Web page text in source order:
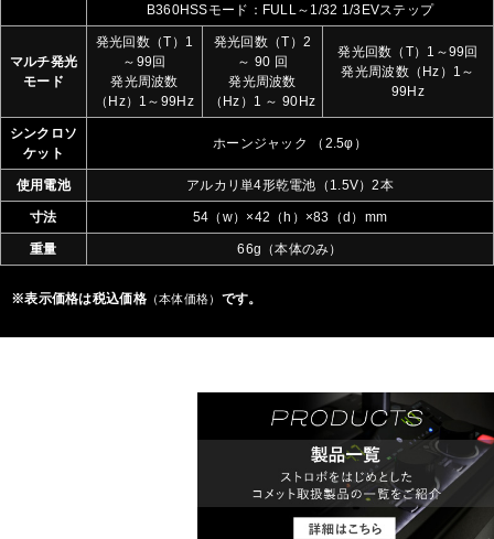
B360HSSモード：FULL～1/32 1/3EVステップ
マルチ発光
モード
発光回数（T）1
～99回
発光周波数
（Hz）1～99Hz
発光回数（T）2
～ 90 回
発光周波数
（Hz）1 ～ 90Hz
発光回数（T）1～99回
発光周波数（Hz）1～
99Hz
シンクロソ
ケット
ホーンジャック （2.5φ）
使用電池 アルカリ単4形乾電池（1.5V）2本
寸法 54（w）×42（h）×83（d）mm
重量 66g（本体のみ）
※表示価格は税込価格（本体価格） です。